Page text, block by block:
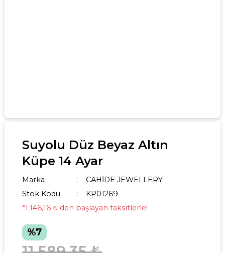
Suyolu Düz Beyaz Altın
Küpe 14 Ayar
Marka
CAHİDE JEWELLERY
Stok Kodu
KP01269
*1.146,16 ₺ den başlayan taksitlerle!
%7